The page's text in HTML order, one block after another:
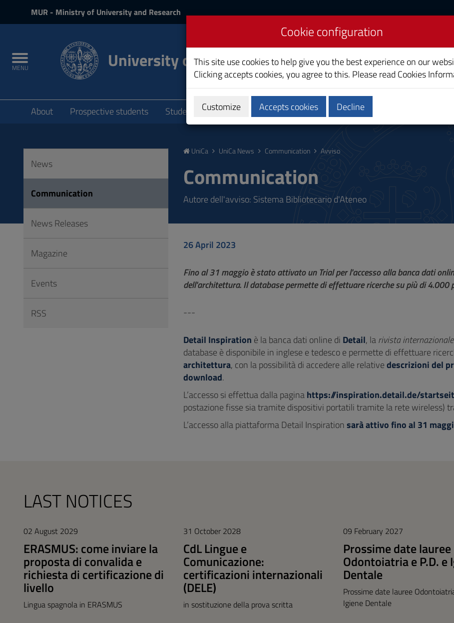
Footer
MUR - Ministry of University and Research
Toggle
navigation
MENU University of Cagliari
Submenu
About Prospective students Students Postgraduate Research Society and territory
UniCa UniCa News Communication Avviso
Communication
Autore dell'avviso: Sistema Bibliotecario d'Ateneo
26 April 2023
Fino al 31 maggio è stato attivato un Trial per l'accesso alla banca dati
dell'architettura. Il database permette di effettuare ricerche su più di
---
Detail Inspiration è la banca dati online di Detail, larivista
database è disponibile in inglese e tedesco e permette di effettuare
architettura, con la possibilità di accedere alle relativedescrizioni del
download.
L’accesso si effettua dalla paginahttps://inspiration.detail.de/
postazione fisse sia tramite dispositivi portatili tramite la rete wireless)
L’accesso alla piattaforma Detail Inspirationsarà attivo fino al 31
News
Communication
News Releases
Magazine
Events
RSS
LAST NOTICES
02 August 2029
ERASMUS: come inviare la
proposta di convalida e
richiesta di certificazione di
livello
Lingua spagnola in ERASMUS
31 October 2028
CdL Lingue e
Comunicazione:
certificazioni internazionali
(DELE)
in sostituzione della prova scritta
09 February 2027
Prossime date lauree
Odontoiatria e P.D. e
Dentale
Prossime date lauree
Igiene Dentale
Cookie configuration
This site use cookies to help give you the best experience on our
Clicking accepts cookies, you agree to this. Please read Cookies
Customize Accepts cookies Decline